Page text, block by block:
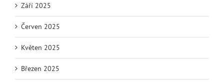
Září 2025
Červen 2025
Květen 2025
Březen 2025